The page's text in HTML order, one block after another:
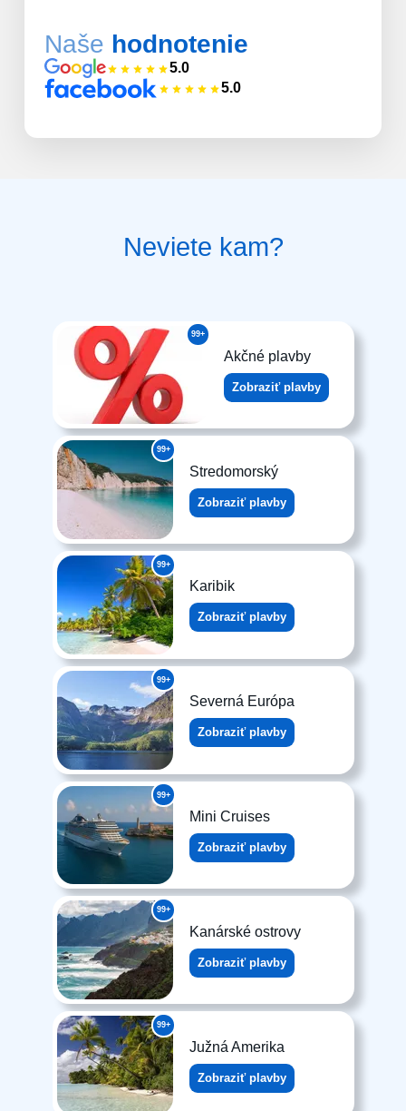
Naše hodnotenie
5.0
5.0
Neviete kam?
99+
Akčné plavby
Zobraziť plavby
99+
Stredomorský
Zobraziť plavby
99+
Karibik
Zobraziť plavby
99+
Severná Európa
Zobraziť plavby
99+
Mini Cruises
Zobraziť plavby
99+
Kanárské ostrovy
Zobraziť plavby
99+
Južná Amerika
Zobraziť plavby